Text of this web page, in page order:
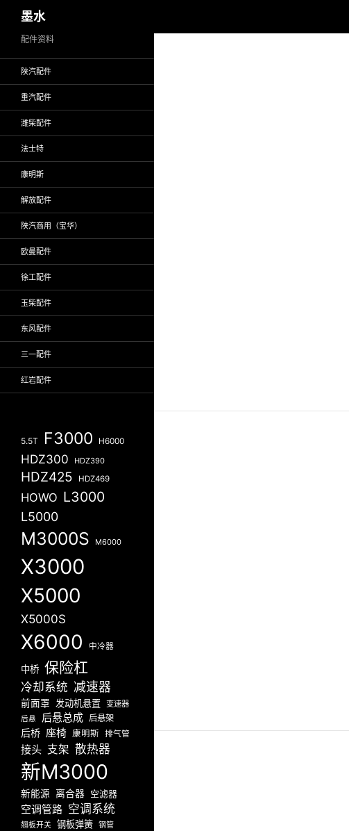
至
墨水
配件资料
陕汽配件
重汽配件
潍柴配件
法士特
康明斯
解放配件
陕汽商用（宝华）
欧曼配件
徐工配件
玉柴配件
东风配件
三一配件
红岩配件
5.5T F3000 H6000
HDZ300 HDZ390
HDZ425 HDZ469
HOWO L3000
L5000
M3000S M6000
X3000
X5000
X5000S
X6000 中冷器
中桥 保险杠
冷却系统 减速器
前面罩 发动机悬置 变速器
后悬 后悬总成 后悬架
后桥 座椅 康明斯 排气管
接头 支架 散热器
新M3000
新能源 离合器 空滤器
空调管路 空调系统
翘板开关 钢板弹簧 钢管